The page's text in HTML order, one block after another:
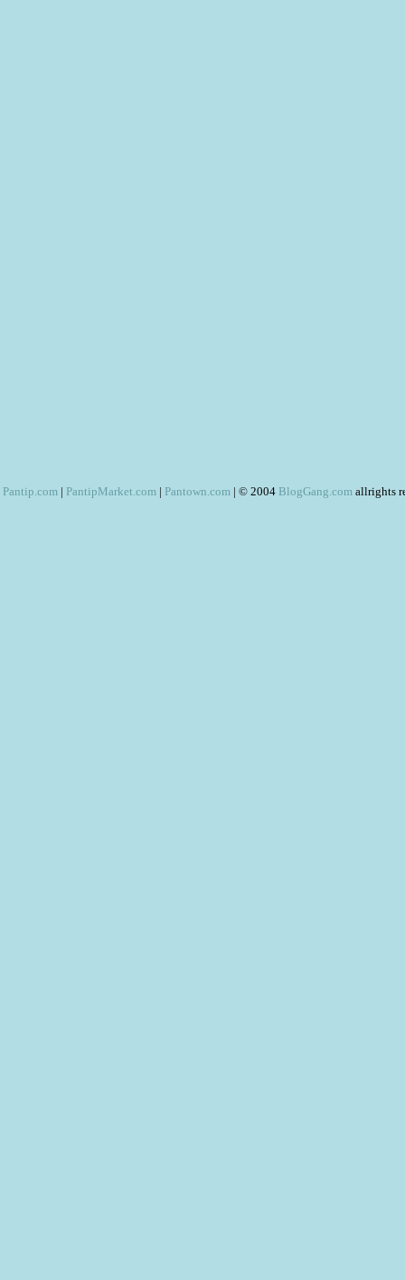
Pantip.com | PantipMarket.com | Pantown.com | © 2004 BlogGang.com allrights